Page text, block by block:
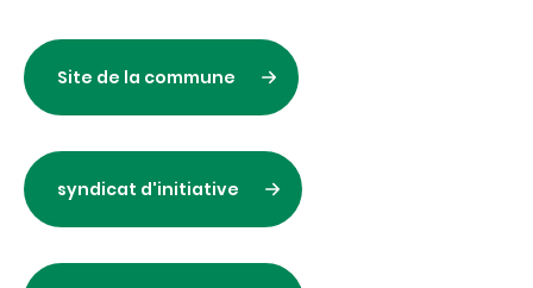
Site de la commune
syndicat d'initiative